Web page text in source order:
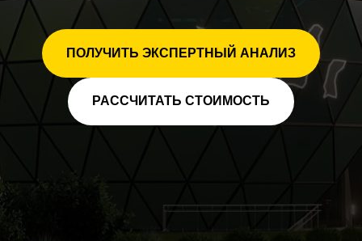
ПОЛУЧИТЬ ЭКСПЕРТНЫЙ АНАЛИЗ
РАССЧИТАТЬ СТОИМОСТЬ